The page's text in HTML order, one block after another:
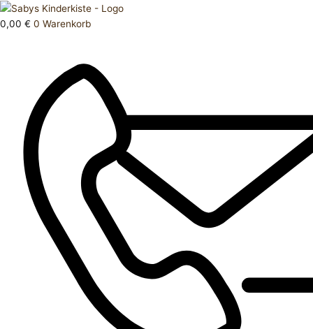
Zum
Inhalt
0,00 € 0 Warenkorb
Products
search
Schuhe
37